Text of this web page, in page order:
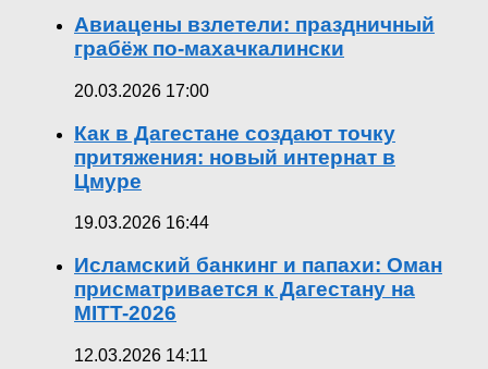
Авиацены взлетели: праздничный
грабёж по-махачкалински
20.03.2026 17:00
Как в Дагестане создают точку
притяжения: новый интернат в
Цмуре
19.03.2026 16:44
Исламский банкинг и папахи: Оман
присматривается к Дагестану на
MITT-2026
12.03.2026 14:11